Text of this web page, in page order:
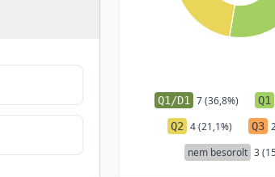
Q1/D1 7 (36,8%) Q1
Q2 4 (21,1%) Q3
nem besorolt 3